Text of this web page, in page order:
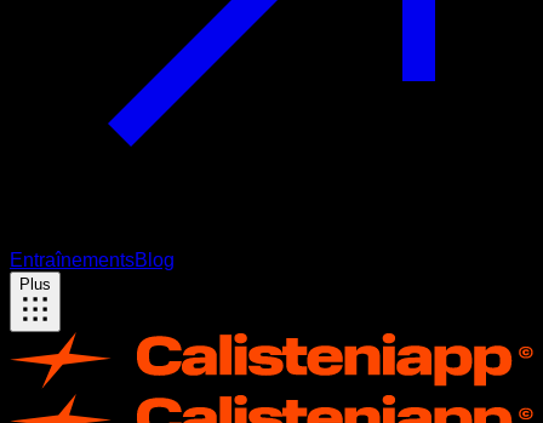
EntraînementsBlog
Plus